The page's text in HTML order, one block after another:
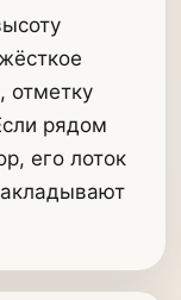
отметку
рядом
его лоток